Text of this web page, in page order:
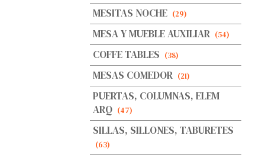
MESITAS NOCHE (29)
MESA Y MUEBLE AUXILIAR (54)
COFFE TABLES (38)
MESAS COMEDOR (21)
PUERTAS, COLUMNAS, ELEM
ARQ (47)
SILLAS, SILLONES, TABURETES
(63)